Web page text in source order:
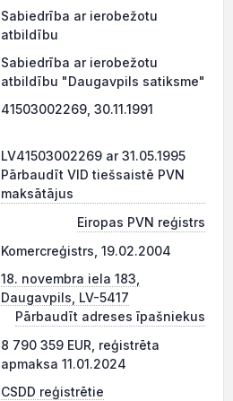
Sabiedrība ar ierobežotu
atbildību
Sabiedrība ar ierobežotu
atbildību "Daugavpils satiksme"
41503002269, 30.11.1991
LV41503002269 ar 31.05.1995
Pārbaudīt VID tiešsaistē PVN
maksātājus
Eiropas PVN reģistrs
Komercreģistrs, 19.02.2004
18. novembra iela 183,
Daugavpils, LV-5417
Pārbaudīt adreses īpašniekus
8 790 359 EUR, reģistrēta
apmaksa 11.01.2024
CSDD reģistrētie